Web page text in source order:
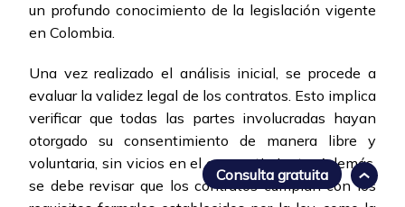
un profundo conocimiento de la legislación vigente
en Colombia.
Una vez realizado el análisis inicial, se procede a
evaluar la validez legal de los contratos. Esto implica
verificar que todas las partes involucradas hayan
otorgado su consentimiento de manera libre y
voluntaria, sin vicios en el consentimiento. Además,
se debe revisar que los contratos cumplan con los
Consulta gratuita